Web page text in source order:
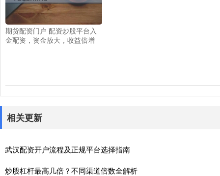
期货配资门户 配资炒股平台入
金配资，资金放大，收益倍增
相关更新
武汉配资开户流程及正规平台选择指南
炒股杠杆最高几倍？不同渠道倍数全解析